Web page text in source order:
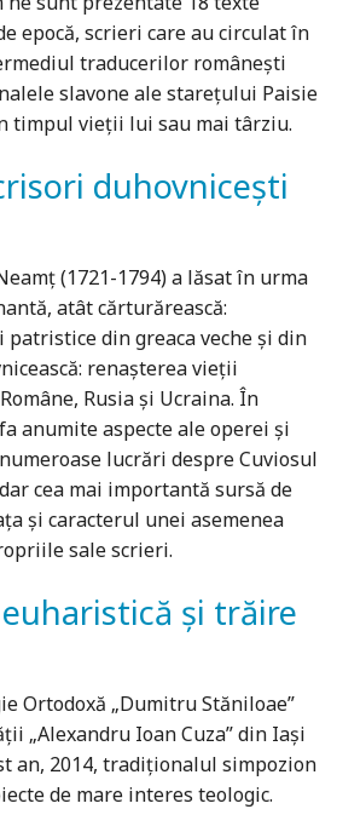
epocă, scrieri care au circulat în
traducerilor româneşti
slavone ale stareţului Paisie
timpul vieţii lui sau mai târziu.
duhovnicești
(1721-1794) a lăsat în urma
atât cărturărească:
patristice din greaca veche şi din
renaşterea vieţii
Rusia şi Ucraina. În
anumite aspecte ale operei şi
lucrări despre Cuviosul
cea mai importantă sursă de
şi caracterul unei asemenea
sale scrieri.
și trăire
Ortodoxă „Dumitru Stăniloae”
„Alexandru Ioan Cuza” din Iași
an, 2014, tradiționalul simpozion
de mare interes teologic.